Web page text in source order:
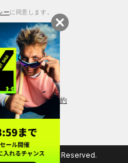
ーに同意します。
の表記 会員規約
All Rights Reserved.